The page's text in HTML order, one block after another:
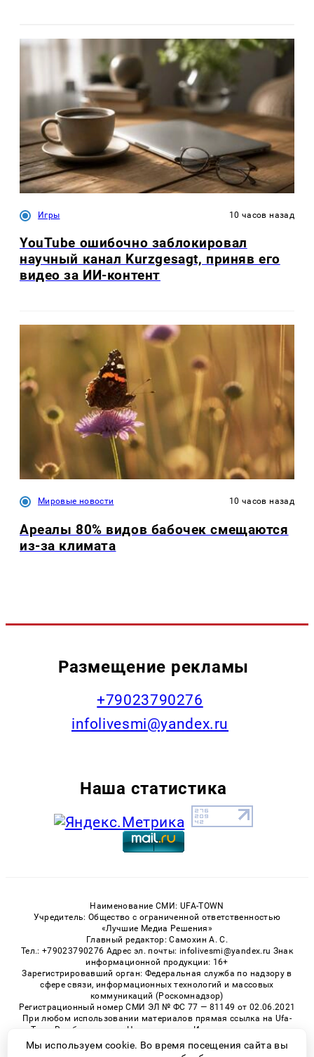
Игры 10 часов назад
YouTube ошибочно заблокировал
научный канал Kurzgesagt, приняв его
видео за ИИ-контент
Мировые новости 10 часов назад
Ареалы 80% видов бабочек смещаются
из-за климата
Размещение рекламы
+79023790276
infolivesmi@yandex.ru
Наша статистика
Наименование СМИ: UFA-TOWN
Учредитель: Общество с ограниченной ответственностью
«Лучшие Медиа Решения»
Главный редактор: Самохин А. С.
Тел.: +79023790276 Адрес эл. почты: infolivesmi@yandex.ru Знак
информационной продукции: 16+
Зарегистрировавший орган: Федеральная служба по надзору в
сфере связи, информационных технологий и массовых
коммуникаций (Роскомнадзор)
Регистрационный номер СМИ ЭЛ № ФС 77 — 81149 от 02.06.2021
При любом использовании материалов прямая ссылка на Ufa-
Town.Ru обязательна. Цитирование в Интернете возможно
только при наличии письменного разрешения.
Мы используем cookie. Во время посещения сайта вы